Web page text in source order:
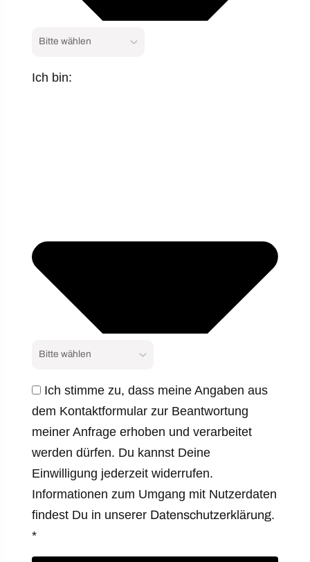
Ich bin:
Ich stimme zu, dass meine Angaben aus
dem Kontaktformular zur Beantwortung
meiner Anfrage erhoben und verarbeitet
werden dürfen. Du kannst Deine
Einwilligung jederzeit widerrufen.
Informationen zum Umgang mit Nutzerdaten
findest Du in unserer Datenschutzerklärung.
*